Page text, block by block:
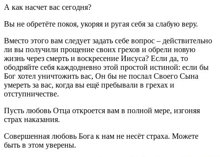
А как насчет вас сегодня?
Вы не обретёте покоя, укоряя и ругая себя за слабую веру.
Вместо этого вам следует задать себе вопрос – действительно
ли вы получили прощение своих грехов и обрели новую
жизнь через смерть и воскресение Иисуса? Если да, то
ободряйте себя каждодневно этой простой истиной: если бы
Бог хотел уничтожить вас, Он бы не послал Своего Сына
умереть за вас, когда вы ещё пребывали в грехах и
отступничестве.
Пусть любовь Отца откроется вам в полной мере, изгоняя
страх наказания.
Совершенная любовь Бога к нам не несёт страха. Можете
быть в этом уверены.